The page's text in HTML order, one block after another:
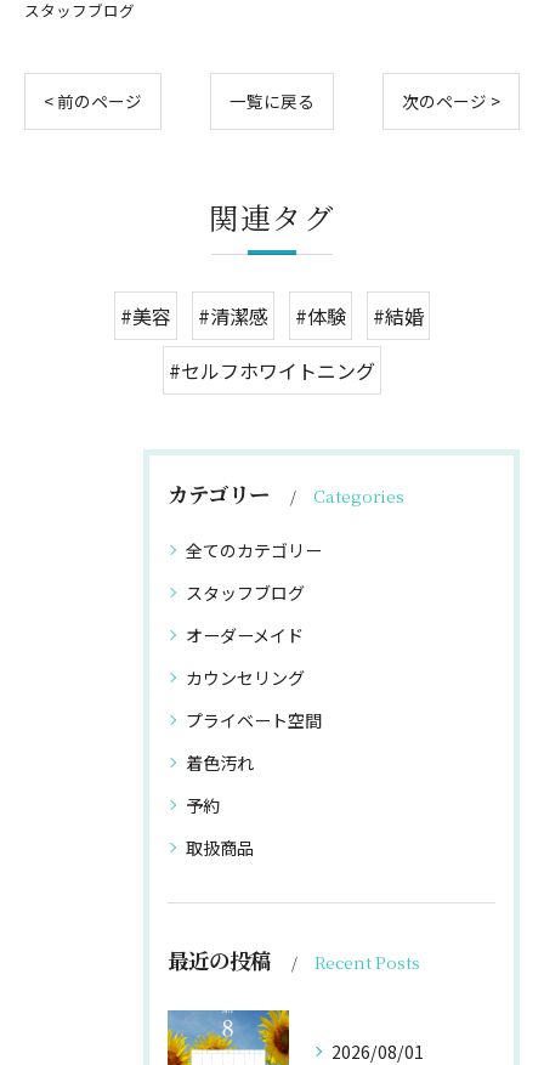
スタッフブログ
< 前のページ 一覧に戻る 次のページ >
関連タグ
#美容 #清潔感 #体験
#結婚
#セルフホワイトニング
カテゴリー Categories
全てのカテゴリー
スタッフブログ
オーダーメイド
カウンセリング
プライベート空間
着色汚れ
予約
取扱商品
最近の投稿 Recent Posts
2026/08/01